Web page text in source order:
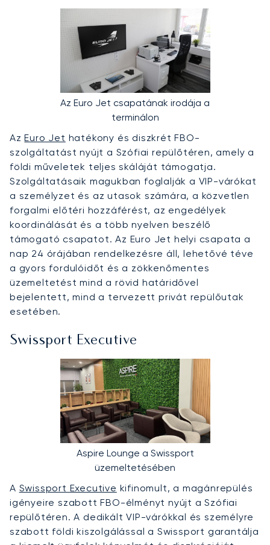
Az Euro Jet csapatának irodája a
terminálon
AzEuro Jet hatékony és diszkrét FBO-
szolgáltatást nyújt a Szófiai repülőtéren, amely a
földi műveletek teljes skáláját támogatja.
Szolgáltatásaik magukban foglalják a VIP-várókat
a személyzet és az utasok számára, a közvetlen
forgalmi előtéri hozzáférést, az engedélyek
koordinálását és a több nyelven beszélő
támogató csapatot. Az Euro Jet helyi csapata a
nap 24 órájában rendelkezésre áll, lehetővé téve
a gyors fordulóidőt és a zökkenőmentes
üzemeltetést mind a rövid határidővel
bejelentett, mind a tervezett privát repülőutak
esetében.
Swissport Executive
Aspire Lounge a Swissport
üzemeltetésében
A Swissport Executive kifinomult, a magánrepülés
igényeire szabott FBO-élményt nyújt a Szófiai
repülőtéren. A dedikált VIP-várókkal és személyre
szabott földi kiszolgálással a Swissport garantálja